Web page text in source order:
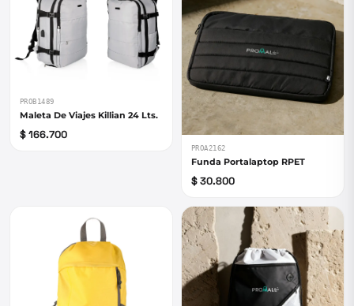
PROB1489
Maleta De Viajes Killian 24 Lts.
$ 166.700
PROA2162
Funda Portalaptop RPET
$ 30.800